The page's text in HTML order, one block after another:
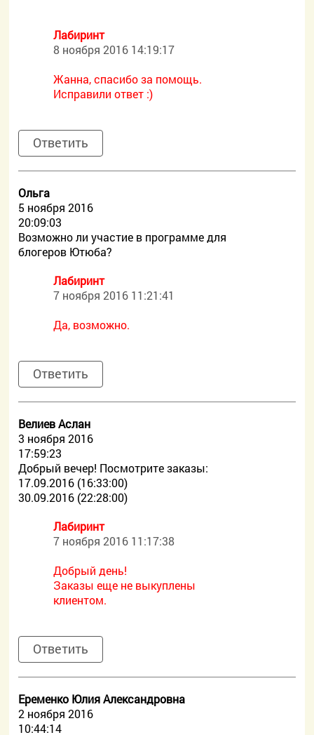
Лабиринт
8 ноября 2016 14:19:17
Жанна, спасибо за помощь.
Исправили ответ :)
Ответить
Ольга
5 ноября 2016
20:09:03
Возможно ли участие в программе для
блогеров Ютюба?
Лабиринт
7 ноября 2016 11:21:41
Да, возможно.
Ответить
Велиев Аслан
3 ноября 2016
17:59:23
Добрый вечер! Посмотрите заказы:
17.09.2016 (16:33:00)
30.09.2016 (22:28:00)
Лабиринт
7 ноября 2016 11:17:38
Добрый день!
Заказы еще не выкуплены
клиентом.
Ответить
Еременко Юлия Александровна
2 ноября 2016
10:44:14